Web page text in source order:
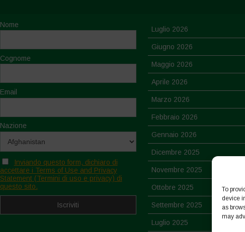
To
device
as
may
Nome
Cognome
Email
Nazione
Inviando questo form, dichiaro di
accettare i Terms of Use and Privacy
Statement (Termini di uso e privacy) di
questo sito.
Luglio 2026
Giugno 2026
Maggio 2026
Aprile 2026
Marzo 2026
Febbraio 2026
Gennaio 2026
Dicembre 2025
Novembre 2025
Ottobre 2025
Settembre 2025
Luglio 2025